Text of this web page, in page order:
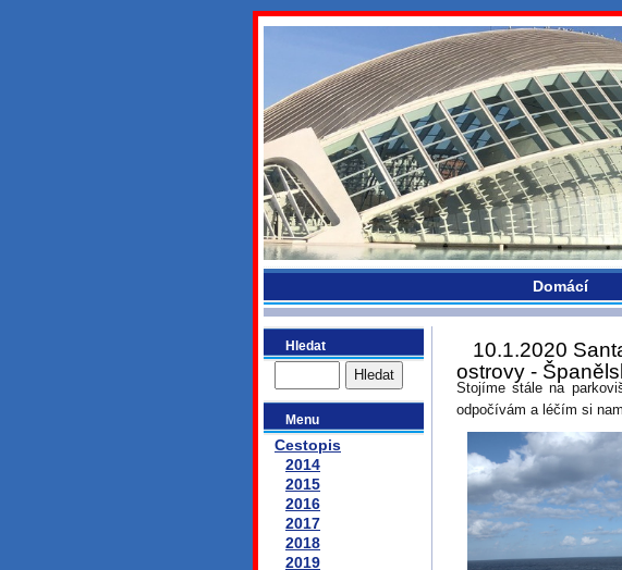
bydlikemevropou.com
Domácí
Hledat
Menu
Cestopis
2014
2015
2016
2017
2018
2019
10.1.2020
ostrovy -
Stojíme stále na
odpočívám a léčím si